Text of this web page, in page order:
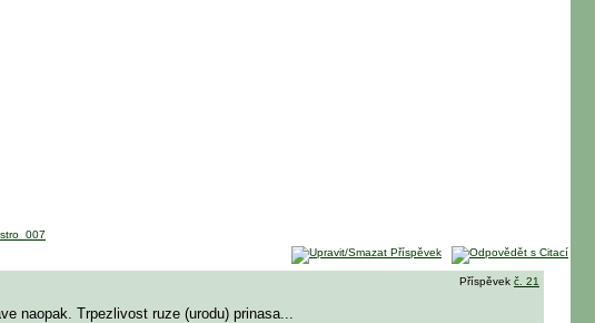
Příspěvek č. 21
naopak. Trpezlivost ruze (urodu) prinasa...